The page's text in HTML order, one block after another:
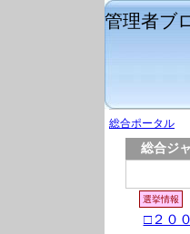
管理者ブ
総合ポータル
総合ジ
選挙情報
□２０